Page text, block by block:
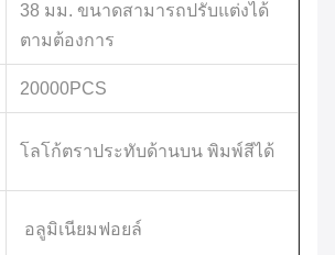
38 มม. ขนาดสามารถปรับแต่งได้
ตามต้องการ
20000PCS
โลโก้ตราประทับด้านบน พิมพ์สีได้
อลูมิเนียมฟอยล์